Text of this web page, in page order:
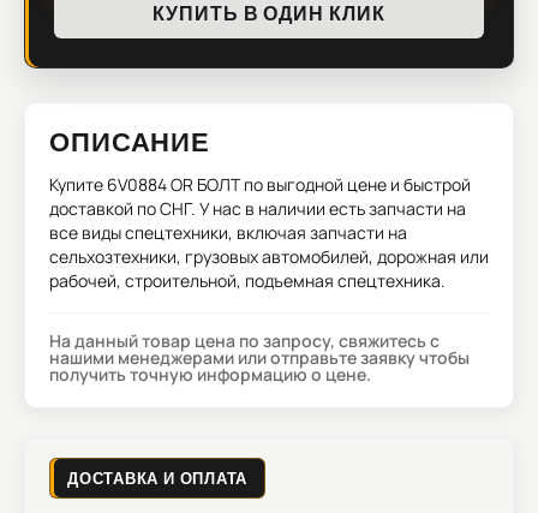
КУПИТЬ В ОДИН КЛИК
ОПИСАНИЕ
Купите 6V0884 OR БОЛТпо выгодной цене и быстрой
доставкой по СНГ. У нас в наличии есть запчасти на
все виды спецтехники, включая запчасти на
сельхозтехники, грузовых автомобилей, дорожная или
рабочей, строительной, подъемная спецтехника.
На данный товар цена по запросу, свяжитесь с
нашими менеджерами или отправьте заявку чтобы
получить точную информацию о цене.
ДОСТАВКА И ОПЛАТА